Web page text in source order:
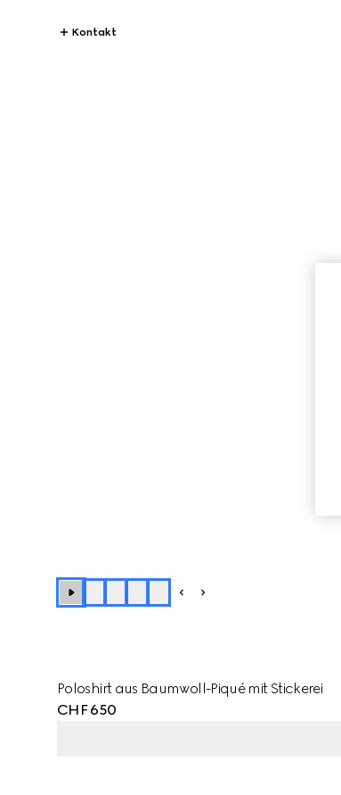
Kontakt
Poloshirt aus Baumwoll-Piqué mit Stickerei
CHF 650